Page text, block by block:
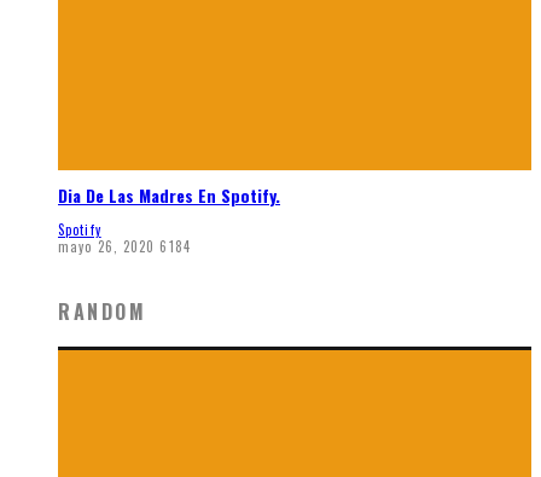
Dia De Las Madres En Spotify.
Spotify
mayo 26, 2020 6184
RANDOM